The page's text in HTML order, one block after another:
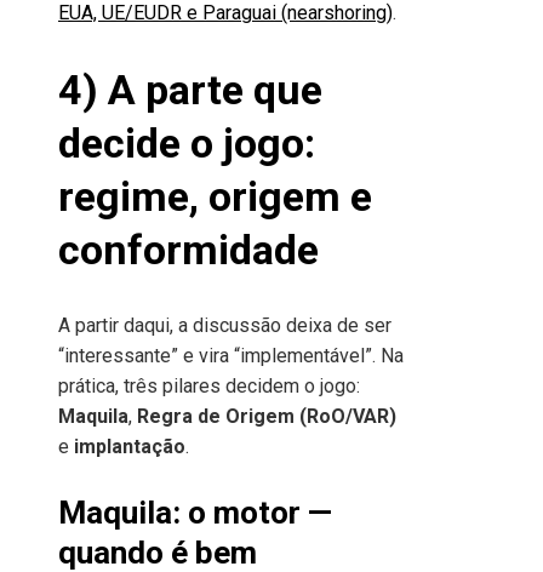
EUA, UE/EUDR e Paraguai (nearshoring).
4) A parte que
decide o jogo:
regime, origem e
conformidade
A partir daqui, a discussão deixa de ser
“interessante” e vira “implementável”. Na
prática, três pilares decidem o jogo:
Maquila, Regra de Origem (RoO/VAR)
e implantação.
Maquila: o motor —
quando é bem